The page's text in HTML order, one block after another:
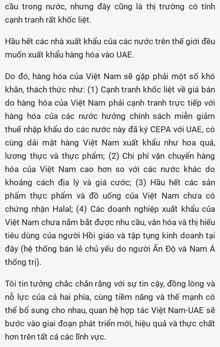
cầu trong nước, nhưng đây cũng là thị trường có tính
cạnh tranh rất khốc liệt.
Hầu hết các nhà xuất khẩu của các nước trên thế giới đều
muốn xuất khẩu hàng hóa vào UAE.
Do đó, hàng hóa của Việt Nam sẽ gặp phải một số khó
khăn, thách thức như: (1) Cạnh tranh khốc liệt về giá bán
do hàng hóa của Việt Nam phải cạnh tranh trực tiếp với
hàng hóa của các nước hưởng chính sách miễn giảm
thuế nhập khẩu do các nước này đã ký CEPA với UAE, có
cùng dải mặt hàng Việt Nam xuất khẩu như hoa quả,
lương thực và thực phẩm; (2) Chi phí vận chuyển hàng
hóa của Việt Nam cao hơn so với các nước khác do
khoảng cách địa lý và giá cước; (3) Hầu hết các sản
phẩm thực phẩm và đồ uống của Việt Nam chưa có
chứng nhận Halal; (4) Các doanh nghiệp xuất khẩu của
Việt Nam chưa nắm bắt được nhu cầu, văn hóa và thị hiếu
tiêu dùng của người Hồi giáo và tập tụng kinh doanh tại
đây (hệ thống bán lẻ chủ yếu do người Ấn Độ và Nam Á
thống trị).
Tôi tin tưởng chắc chắn rằng với sự tin cậy, đồng lòng và
nỗ lực của cả hai phía, cùng tiềm năng và thế mạnh có
thể bổ sung cho nhau, quan hệ hợp tác Việt Nam-UAE sẽ
bước vào giai đoạn phát triển mới, hiệu quả và thực chất
hơn trên tất cả các lĩnh vực.